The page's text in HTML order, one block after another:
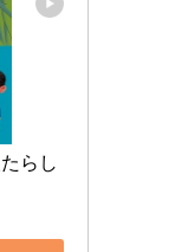
らし